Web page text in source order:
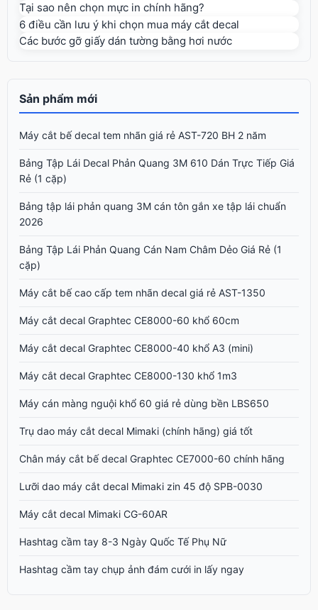
Tại sao nên chọn mực in chính hãng?
6 điều cần lưu ý khi chọn mua máy cắt decal
Các bước gỡ giấy dán tường bằng hơi nước
Sản phẩm mới
Máy cắt bế decal tem nhãn giá rẻ AST-720 BH 2 năm
Bảng Tập Lái Decal Phản Quang 3M 610 Dán Trực Tiếp Giá
Rẻ (1 cặp)
Bảng tập lái phản quang 3M cán tôn gắn xe tập lái chuẩn
2026
Bảng Tập Lái Phản Quang Cán Nam Châm Dẻo Giá Rẻ (1
cặp)
Máy cắt bế cao cấp tem nhãn decal giá rẻ AST-1350
Máy cắt decal Graphtec CE8000-60 khổ 60cm
Máy cắt decal Graphtec CE8000-40 khổ A3 (mini)
Máy cắt decal Graphtec CE8000-130 khổ 1m3
Máy cán màng nguội khổ 60 giá rẻ dùng bền LBS650
Trụ dao máy cắt decal Mimaki (chính hãng) giá tốt
Chân máy cắt bế decal Graphtec CE7000-60 chính hãng
Lưỡi dao máy cắt decal Mimaki zin 45 độ SPB-0030
Máy cắt decal Mimaki CG-60AR
Hashtag cầm tay 8-3 Ngày Quốc Tế Phụ Nữ
Hashtag cầm tay chụp ảnh đám cưới in lấy ngay